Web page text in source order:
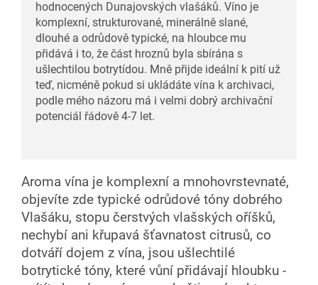
hodnocených Dunajovských vlašáků. Víno je
komplexní, strukturované, minerálně slané,
dlouhé a odrůdově typické, na hloubce mu
přidává i to, že část hroznů byla sbírána s
ušlechtilou botrytídou. Mně přijde ideální k pití už
teď, nicméně pokud si ukládáte vína k archivaci,
podle mého názoru má i velmi dobrý archivační
potenciál řádově 4-7 let.
Aroma vína je komplexní a mnohovrstevnaté,
objevíte zde typické odrůdové tóny dobrého
Vlašáku, stopu čerstvých vlašských oříšků,
nechybí ani křupavá šťavnatost citrusů, co
dotváří dojem z vína, jsou ušlechtilé
botrytické tóny, které vůní přidávají hloubku -